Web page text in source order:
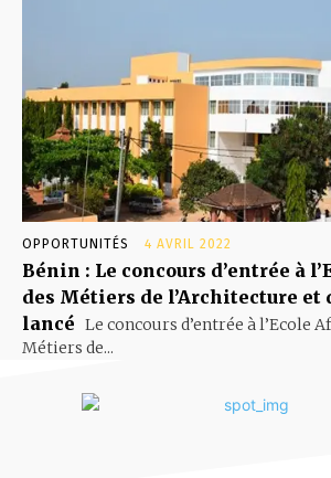
OPPORTUNITÉS 4 AVRIL 2022
Bénin : Le concours d’entrée à
des Métiers de l’Architecture et
lancé Le concours d’entrée à l’Ecole
Métiers de...